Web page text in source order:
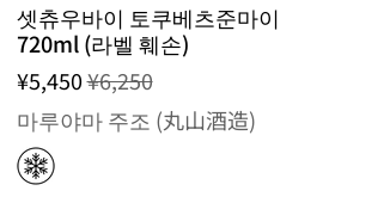
셋츄우바이 토쿠베츠준마이
720ml (라벨 훼손)
¥5,450¥6,250
마루야마 주조 (丸山酒造)